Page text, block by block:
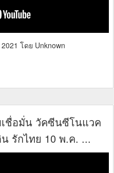
โดย Unknown
ชื่อมั่น วัคซีนซีโนแวค
รักไทย 10 พ.ค. ...